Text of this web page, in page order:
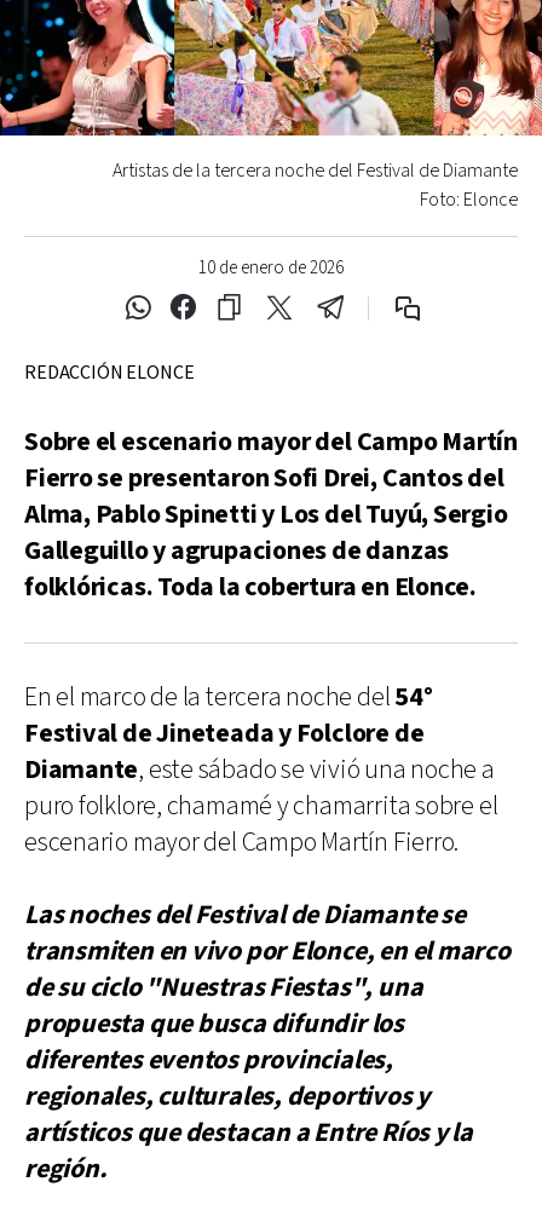
10 de enero de 2026
Artistas de la tercera noche del Festival de Diamante
Foto: Elonce
REDACCIÓN ELONCE
Sobre el escenario mayor del Campo Martín
Fierro se presentaron Sofi Drei, Cantos del
Alma, Pablo Spinetti y Los del Tuyú, Sergio
Galleguillo y agrupaciones de danzas
folklóricas. Toda la cobertura en Elonce.
En el marco de la tercera noche del54°
Festival de Jineteada y Folclore de
Diamante, este sábado se vivió una noche a
puro folklore, chamamé y chamarrita sobre el
escenario mayor del Campo Martín Fierro.
Las noches del Festival de Diamante se
transmiten en vivo por Elonce, en el marco
de su ciclo "Nuestras Fiestas", una
propuesta que busca difundir los
diferentes eventos provinciales,
regionales, culturales, deportivos y
artísticos que destacan a Entre Ríos y la
región.